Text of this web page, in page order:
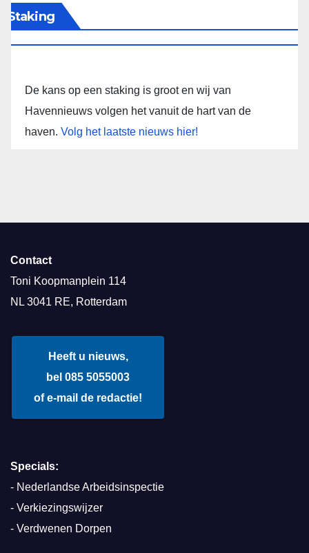
Staking
De kans op een staking is groot en wij van
Havennieuws volgen het vanuit de hart van de
haven. Volg het laatste nieuws hier!
Contact
Toni Koopmanplein 114
NL 3041 RE, Rotterdam
Heeft u nieuws,
bel 085 5055003
of e-mail de redactie!
Specials:
- Nederlandse Arbeidsinspectie
- Verkiezingswijzer
- Verdwenen Dorpen